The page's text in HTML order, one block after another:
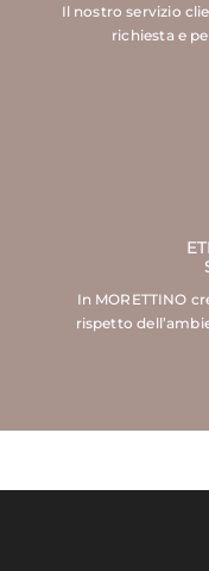
Il nostro servizio
richiesta e
In MORETTINO
rispetto